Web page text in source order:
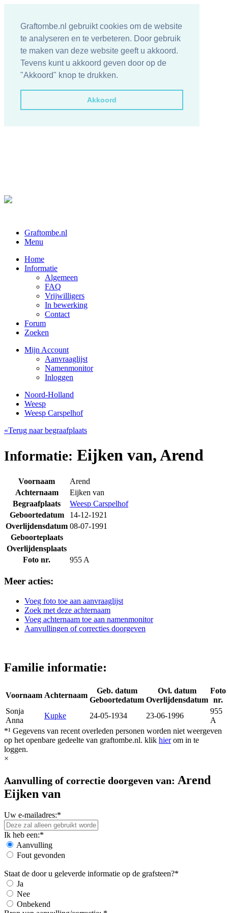
Graftombe.nl gebruikt cookies om de website
te analyseren en te verbeteren. Door gebruik
te maken van deze website geeft u akkoord.
Tevens kunt u akkoord geven door op de
"Akkoord" knop te drukken.
Akkoord
Graftombe.nl
Menu
Home
Informatie
Algemeen
FAQ
Vrijwilligers
In bewerking
Contact
Forum
Zoeken
Mijn Account
Aanvraaglijst
Namenmonitor
Inloggen
Noord-Holland
Weesp
Weesp Carspelhof
«Terug naar begraafplaats
Informatie: Eijken van, Arend
Voornaam
Arend
Achternaam
Eijken van
Begraafplaats
Weesp Carspelhof
Geboortedatum
14-12-1921
Overlijdensdatum 08-07-1991
Geboorteplaats
Overlijdensplaats
Foto nr.
955 A
Meer acties:
Voeg foto toe aan aanvraaglijst
Zoek met deze achternaam
Voeg achternaam toe aan namenmonitor
Aanvullingen of correcties doorgeven
Familie informatie:
Voornaam Achternaam
Geb. datum
Geboortedatum
Ovl. datum
Overlijdensdatum
Foto
nr.
Sonja
Anna
Kupke 24-05-1934 23-06-1996
955
A
*¹ Gegevens van recent overleden personen worden niet weergeven
op het openbare gedeelte van graftombe.nl. klik hierom in te
loggen.
×
Aanvulling of correctie doorgeven van: Arend
Eijken van
Uw e-mailadres:*
Ik heb een:*
Aanvulling
Fout gevonden
Staat de door u geleverde informatie op de grafsteen?*
Ja
Nee
Onbekend